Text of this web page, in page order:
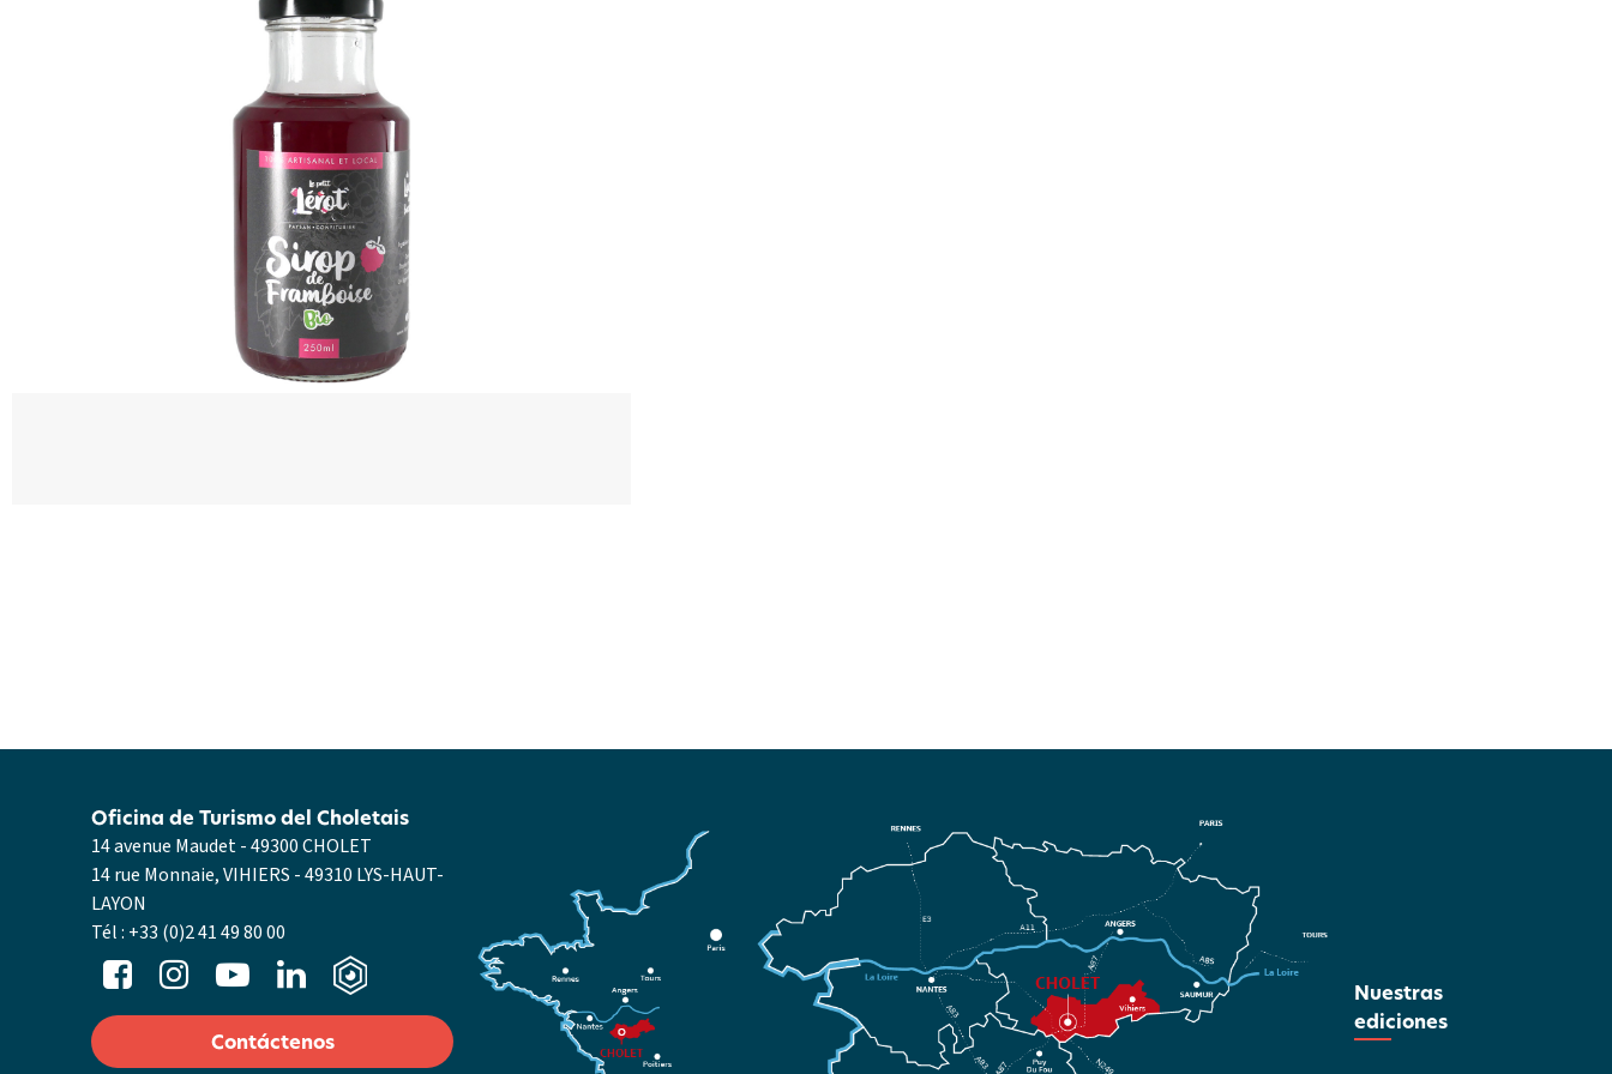
14 avenue Maudet - 49300 CHOLET
14 rue Monnaie, VIHIERS - 49310 LYS-HAUT-
LAYON
Tél : +33 (0)2 41 49 80 00
Oficina de Turismo del Choletais
Contáctenos
Nuestras
ediciones